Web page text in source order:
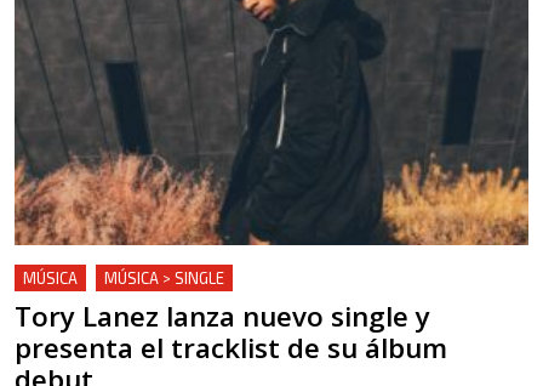
MÚSICA MÚSICA > SINGLE
Tory Lanez lanza nuevo single y
presenta el tracklist de su álbum